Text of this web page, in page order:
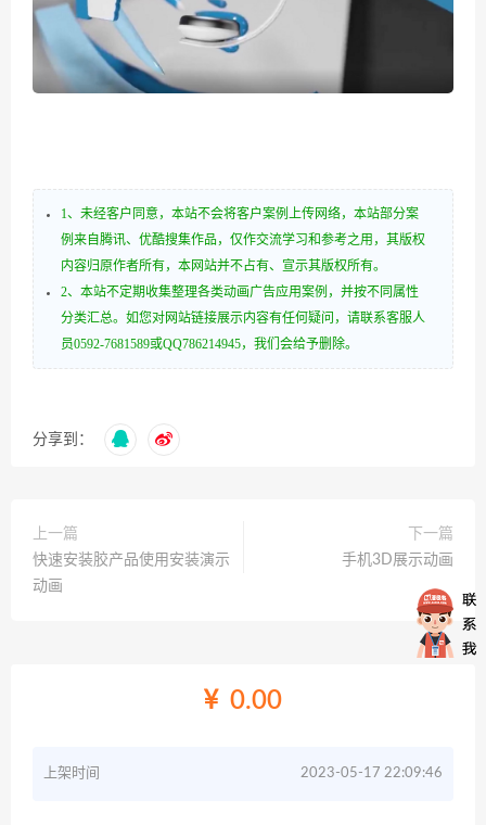
1、未经客户同意，本站不会将客户案例上传网络，本站部分案
例来自腾讯、优酷搜集作品，仅作交流学习和参考之用，其版权
内容归原作者所有，本网站并不占有、宣示其版权所有。
2、本站不定期收集整理各类动画广告应用案例，并按不同属性
分类汇总。如您对网站链接展示内容有任何疑问，请联系客服人
员0592-7681589或QQ786214945，我们会给予删除。
分享到：
上一篇
快速安装胶产品使用安装演示
动画
下一篇
手机3D展示动画
0.00
上架时间 2023-05-17 22:09:46